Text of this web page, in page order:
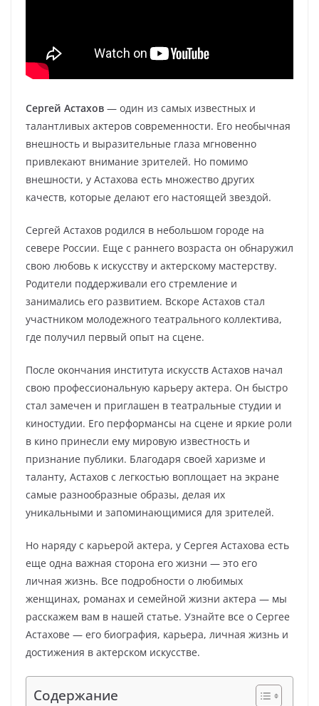
Сергей Астахов — один из самых известных и
талантливых актеров современности. Его необычная
внешность и выразительные глаза мгновенно
привлекают внимание зрителей. Но помимо
внешности, у Астахова есть множество других
качеств, которые делают его настоящей звездой.
Сергей Астахов родился в небольшом городе на
севере России. Еще с раннего возраста он обнаружил
свою любовь к искусству и актерскому мастерству.
Родители поддерживали его стремление и
занимались его развитием. Вскоре Астахов стал
участником молодежного театрального коллектива,
где получил первый опыт на сцене.
После окончания института искусств Астахов начал
свою профессиональную карьеру актера. Он быстро
стал замечен и приглашен в театральные студии и
киностудии. Его перформансы на сцене и яркие роли
в кино принесли ему мировую известность и
признание публики. Благодаря своей харизме и
таланту, Астахов с легкостью воплощает на экране
самые разнообразные образы, делая их
уникальными и запоминающимися для зрителей.
Но наряду с карьерой актера, у Сергея Астахова есть
еще одна важная сторона его жизни — это его
личная жизнь. Все подробности о любимых
женщинах, романах и семейной жизни актера — мы
расскажем вам в нашей статье. Узнайте все о Сергее
Астахове — его биография, карьера, личная жизнь и
достижения в актерском искусстве.
Содержание